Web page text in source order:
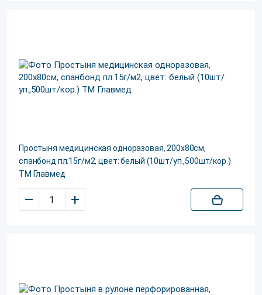
Простыня медицинская одноразовая, 200х80см,
спанбонд пл.15г/м2, цвет: белый (10шт/уп.,500шт/кор.)
ТМ Главмед
– +